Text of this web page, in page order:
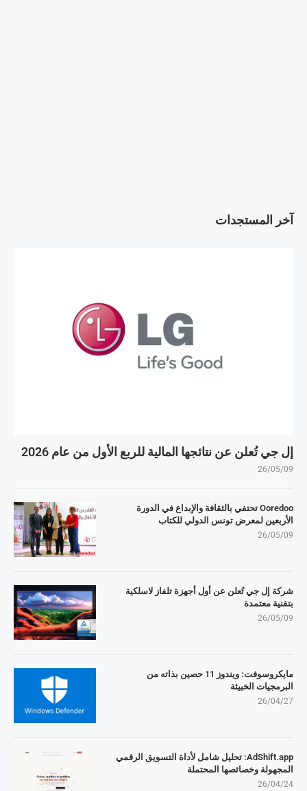
آخر المستجدات
إل جي تُعلن عن نتائجها المالية للربع الأول من عام 2026
26/05/09
Ooredoo تحتفي بالثقافة والإبداع في الدورة
الأربعين لمعرض تونس الدولي للكتاب
26/05/09
شركة إل جي تُعلن عن أول أجهزة تلفاز لاسلكية
بتقنية معتمدة
26/05/09
مايكروسوفت: ويندوز 11 حصين بذاته من
البرمجيات الخبيثة
26/04/27
AdShift.app: تحليل شامل لأداة التسويق الرقمي
المجهولة وخصائصها المحتملة
26/04/24